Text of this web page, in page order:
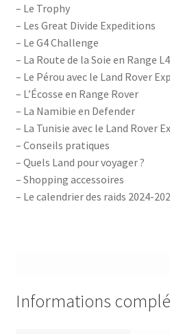
– Le Trophy
– Les Great Divide Expeditions
– Le G4 Challenge
– La Route de la Soie en Range
– Le Pérou avec le Land Rover
– L’Écosse en Range Rover
– La Namibie en Defender
– La Tunisie avec le Land Rover
– Conseils pratiques
– Quels Land pour voyager ?
– Shopping accessoires
– Le calendrier des raids 2024-
Informations